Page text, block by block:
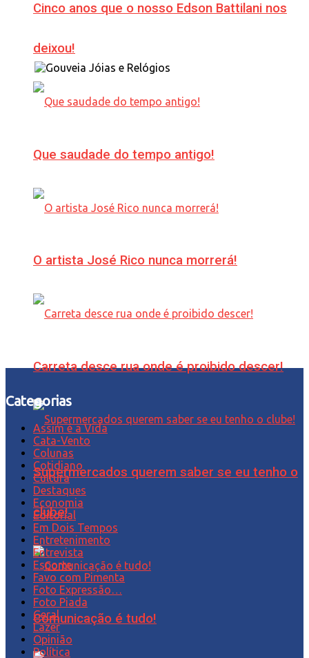
Cinco anos que o nosso Edson Battilani nos
deixou!
Que saudade do tempo antigo!
O artista José Rico nunca morrerá!
Carreta desce rua onde é proibido descer!
Supermercados querem saber se eu tenho o
clube!
Comunicação é tudo!
Categorias
Assim é a Vida
Cata-Vento
Colunas
Cotidiano
Cultura
Destaques
Economia
Editorial
Em Dois Tempos
Entretenimento
Entrevista
Esporte
Favo com Pimenta
Foto Expressão…
Foto Piada
Geral
Lazer
Opinião
Política